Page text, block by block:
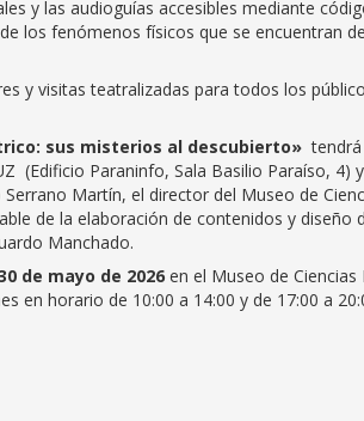
y las audioguías accesibles mediante
los fenómenos físicos que se encuentran
y visitas teatralizadas para todos los
sus misterios al descubierto»
(Edificio Paraninfo, Sala Basilio Paraíso, 4)
Martín, el director del Museo de
de la elaboración de contenidos y diseño
Manchado.
de mayo de 2026 en el Museo de
en horario de 10:00 a 14:00 y de 17:00 a